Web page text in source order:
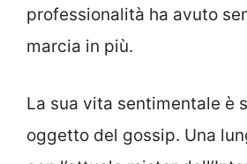
professionalità ha avuto
marcia in più.
La sua vita sentimentale è
oggetto del gossip. Una